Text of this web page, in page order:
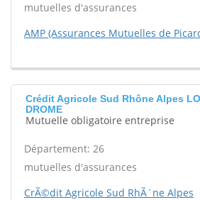
mutuelles d'assurances
AMP (Assurances Mutuelles de
Crédit Agricole Sud Rhône Alpes
DROME
Mutuelle obligatoire entreprise
Département: 26
mutuelles d'assurances
CrÃ©dit Agricole Sud RhÃ´ne Alpes